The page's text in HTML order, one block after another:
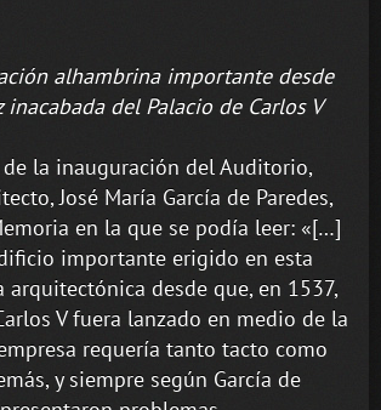
alhambrina importante desde
del Palacio de Carlos V
la inauguración del Auditorio,
José María García de Paredes,
en la que se podía leer: «[…]
importante erigido en esta
arquitectónica desde que, en 1537,
V fuera lanzado en medio de la
requería tanto tacto como
y siempre según García de